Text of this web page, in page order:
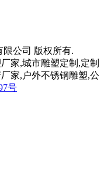
限公司 版权所有.
家,城市雕塑定制,定制
家,户外不锈钢雕塑,公
号